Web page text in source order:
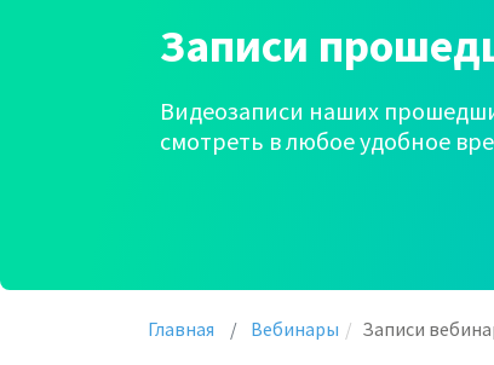
Записи
Видеозаписи наших
смотреть в любое удобное
Главная Вебинары Записи